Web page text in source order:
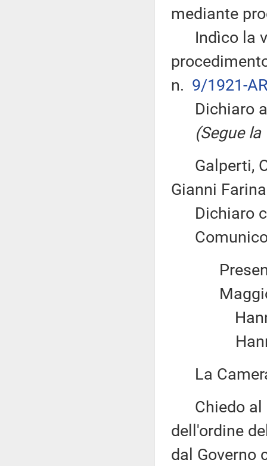
mediante
Indìco la
n. 9/1921-
Dichiaro
(Segue la
Galperti,
Gianni
Dichiaro
Comunico
Hanno
Hanno
La
Chiedo al
dell'ordine
dal Governo